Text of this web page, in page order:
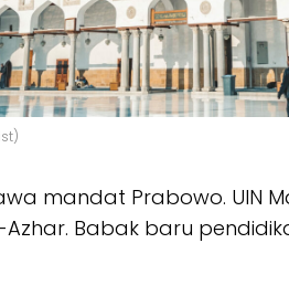
mandat Prabowo. UIN
Babak baru